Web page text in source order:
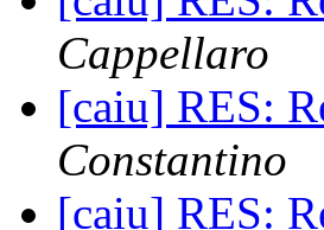
Cappellaro
[caiu] RES:
Constantino
[caiu] RES: